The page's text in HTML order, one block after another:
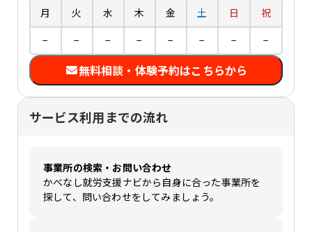
月 火 水 木 金 土 日
祝
−
− − − − − − −
無料相談・体験予約はこちらから
サービス利用までの流れ
事業所の検索・お問い合わせ
かべなし就労支援ナビから自身に合った事業所を
探して、問い合わせをしてみましょう。